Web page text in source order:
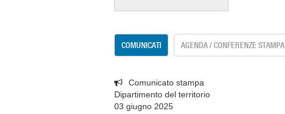
COMUNICATI AGENDA / CONFERENZE STAMPA
Comunicato stampa
Dipartimento del territorio
03 giugno 2025